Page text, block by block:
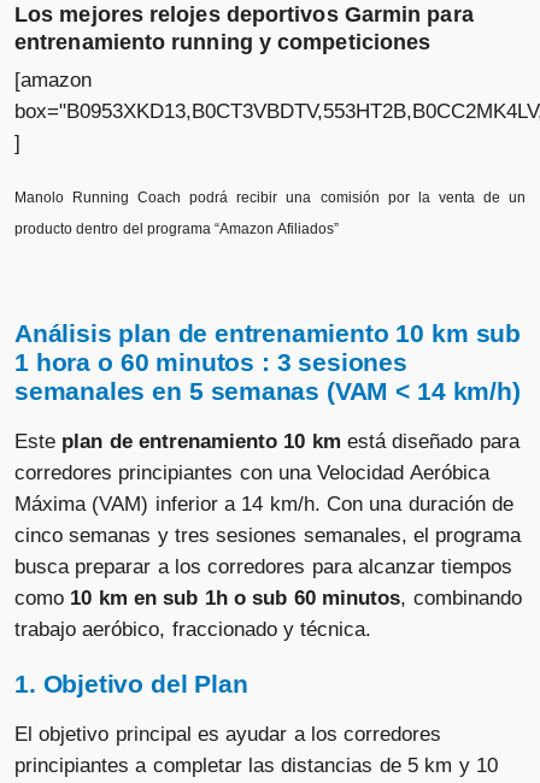
Los mejores relojes deportivos Garmin para
entrenamiento running y competiciones
[amazon
]
Manolo Running Coach podrá recibir una comisión por la venta de un
producto dentro del programa “Amazon Afiliados”
Análisis plan de entrenamiento 10 km sub
1 hora o 60 minutos : 3 sesiones
semanales en 5 semanas (VAM < 14 km/h)
Este plan de entrenamiento 10 km está diseñado para
corredores principiantes con una Velocidad Aeróbica
Máxima (VAM) inferior a 14 km/h. Con una duración de
cinco semanas y tres sesiones semanales, el programa
busca preparar a los corredores para alcanzar tiempos
como 10 km en sub 1h o sub 60 minutos, combinando
trabajo aeróbico, fraccionado y técnica.
1. Objetivo del Plan
El objetivo principal es ayudar a los corredores
principiantes a completar las distancias de 5 km y 10